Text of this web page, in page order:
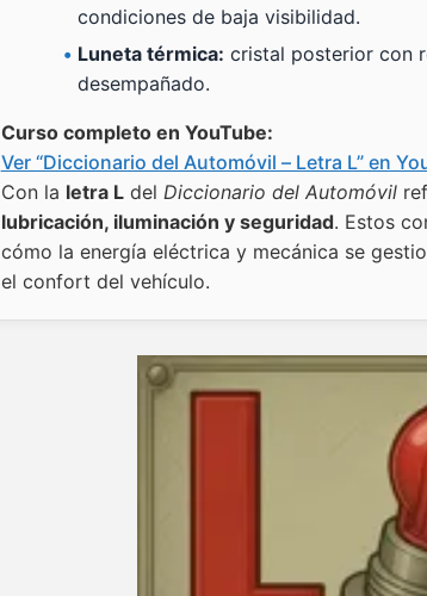
condiciones de baja visibilidad.
Luneta térmica: cristal posterior con
desempañado.
Curso completo en YouTube:
Ver “Diccionario del Automóvil – Letra L” en
Con la letra Ldel Diccionario del Automóvil
lubricación, iluminación y seguridad. Estos
cómo la energía eléctrica y mecánica se
el confort del vehículo.